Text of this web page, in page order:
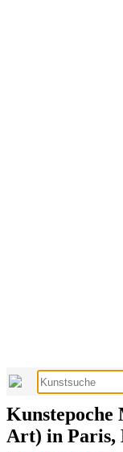
Art) in Paris,